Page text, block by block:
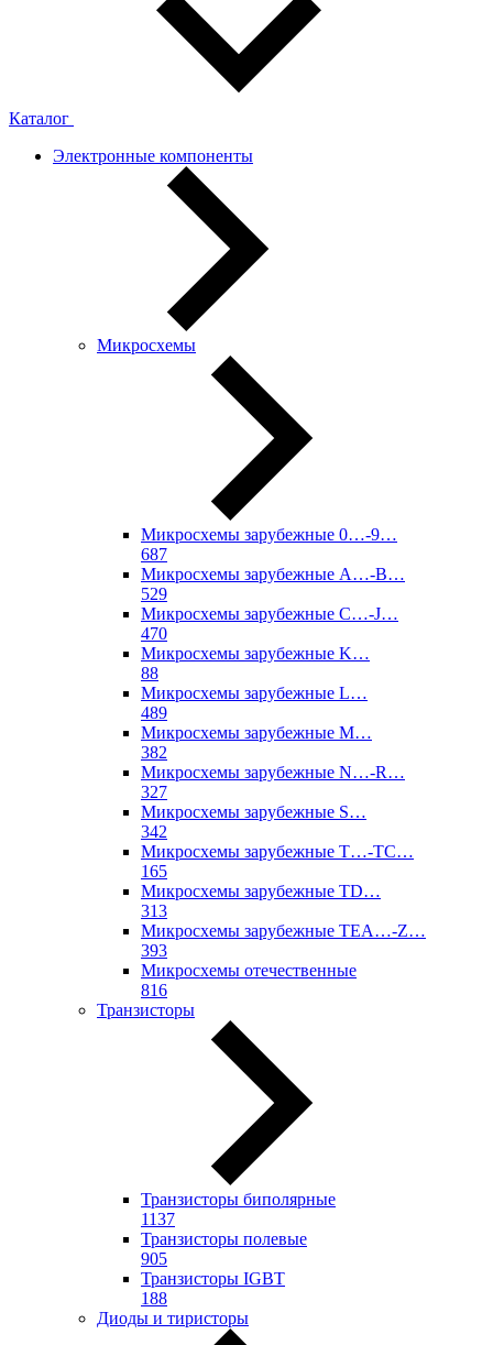
Каталог
Электронные компоненты
Микросхемы
Микросхемы зарубежные 0…-9…
687
Микросхемы зарубежные A…-B…
529
Микросхемы зарубежные C…-J…
470
Микросхемы зарубежные K…
88
Микросхемы зарубежные L…
489
Микросхемы зарубежные M…
382
Микросхемы зарубежные N…-R…
327
Микросхемы зарубежные S…
342
Микросхемы зарубежные T…-TC…
165
Микросхемы зарубежные TD…
313
Микросхемы зарубежные TEA…-Z…
393
Микросхемы отечественные
816
Транзисторы
Транзисторы биполярные
1137
Транзисторы полевые
905
Транзисторы IGBT
188
Диоды и тиристоры